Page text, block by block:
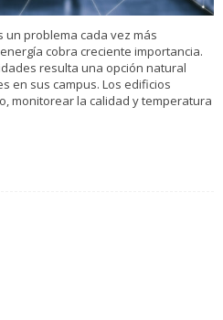
un problema cada vez más
cobra creciente importancia.
resulta una opción natural
en sus campus. Los edificios
monitorear la calidad y temperatura